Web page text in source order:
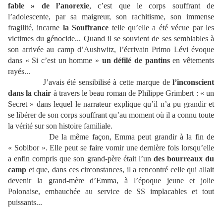
fable » de l’anorexie, c’est que le corps souffrant de
l’adolescente, par sa maigreur, son rachitisme, son immense
fragilité, incarne la Souffrance telle qu’elle a été vécue par les
victimes du génocide... Quand il se souvient de ses semblables à
son arrivée au camp d’Aushwitz, l’écrivain Primo Lévi évoque
dans « Si c’est un homme » un défilé de pantinsen vêtements
rayés...
J’avais été sensibilisé à cette marque del’inconscient
dans la chair à travers le beau roman de Philippe Grimbert : « un
Secret » dans lequel le narrateur explique qu’il n’a pu grandir et
se libérer de son corps souffrant qu’au moment où il a connu toute
la vérité sur son histoire familiale.
De la même façon, Emma peut grandir à la fin de
« Sobibor ». Elle peut se faire vomir une dernière fois lorsqu’elle
a enfin compris que son grand-père était l’un des bourreaux du
camp et que, dans ces circonstances, il a rencontré celle qui allait
devenir la grand-mère d’Emma, à l’époque jeune et jolie
Polonaise, embauchée au service de SS implacables et tout
puissants...